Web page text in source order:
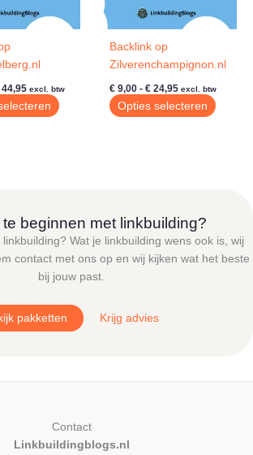
44,95 Prijsklasse:
€ 29,00
tot
excl. btw
Dit
kan
gekozen
worden
op
productpagina
Backlink op
Zilverenchampignon.nl
€9,00 - €24,95Prijsklasse:
€ 9,00
tot
excl. btw
Opties selecteren
Dit
worden
beginnen met linkbuilding?
Wat je linkbuilding wens ook is, wij
contact met ons op en wij kijken wat het beste
bij jouw past.
pakketten Krijg advies
Contact
Linkbuildingblogs.nl